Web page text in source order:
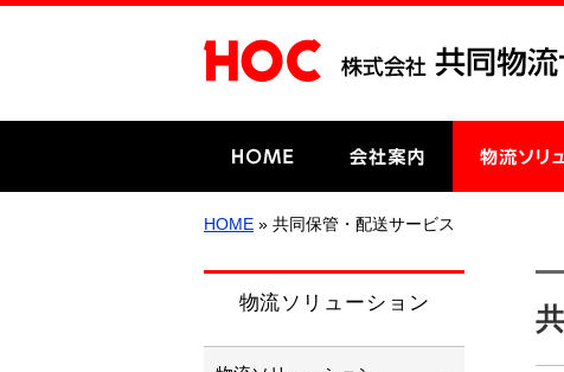
HOME » 共同保管・配送サービス
物流ソリューション